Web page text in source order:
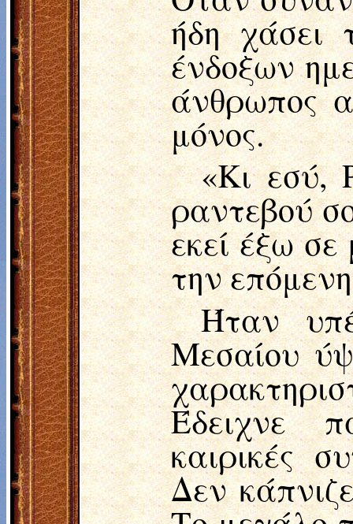
ήδη χάσει
ένδοξων
άνθρωπος
μόνος.
«Κι εσύ,
ραντεβού
εκεί έξω
την
Ήταν
Μεσαίου
Έδειχνε
καιρικές
Δεν